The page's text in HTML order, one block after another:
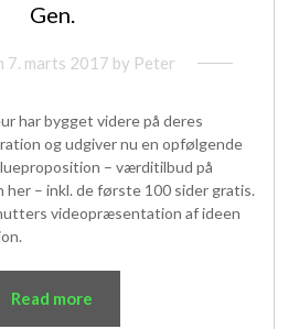
Gen.
7. marts 2017 by Peter
har bygget videre på deres
og udgiver nu en opfølgende
– værditilbud på
her – inkl. de første 100 sider gratis.
videopræsentation af ideen
Read more